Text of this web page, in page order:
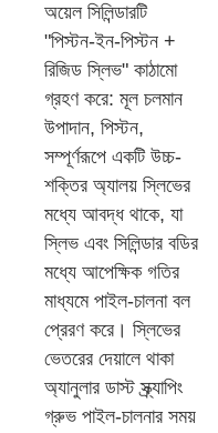
অয়েল সিলিন্ডারটি
"পিস্টন-ইন-পিস্টন +
রিজিড স্লিভ" কাঠামো
গ্রহণ করে: মূল চলমান
উপাদান, পিস্টন,
সম্পূর্ণরূপে একটি উচ্চ-
শক্তির অ্যালয় স্লিভের
মধ্যে আবদ্ধ থাকে, যা
স্লিভ এবং সিলিন্ডার বডির
মধ্যে আপেক্ষিক গতির
মাধ্যমে পাইল-চালনা বল
প্রেরণ করে। স্লিভের
ভেতরের দেয়ালে থাকা
অ্যানুলার ডাস্ট স্ক্র্যাপিং
গ্রুভ পাইল-চালনার সময়